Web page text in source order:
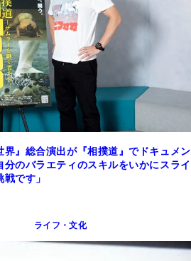
界』総合演出が『相撲道』でドキュメン
分のバラエティのスキルをいかにスライ
です」
ライフ・文化